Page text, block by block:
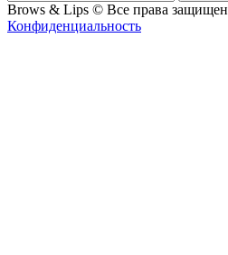
Brows & Lips © Все права
Конфиденциальность